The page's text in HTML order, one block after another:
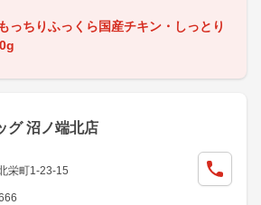
っちりふっくら国産チキン・しっとり
グ 沼ノ端北店
栄町1-23-15